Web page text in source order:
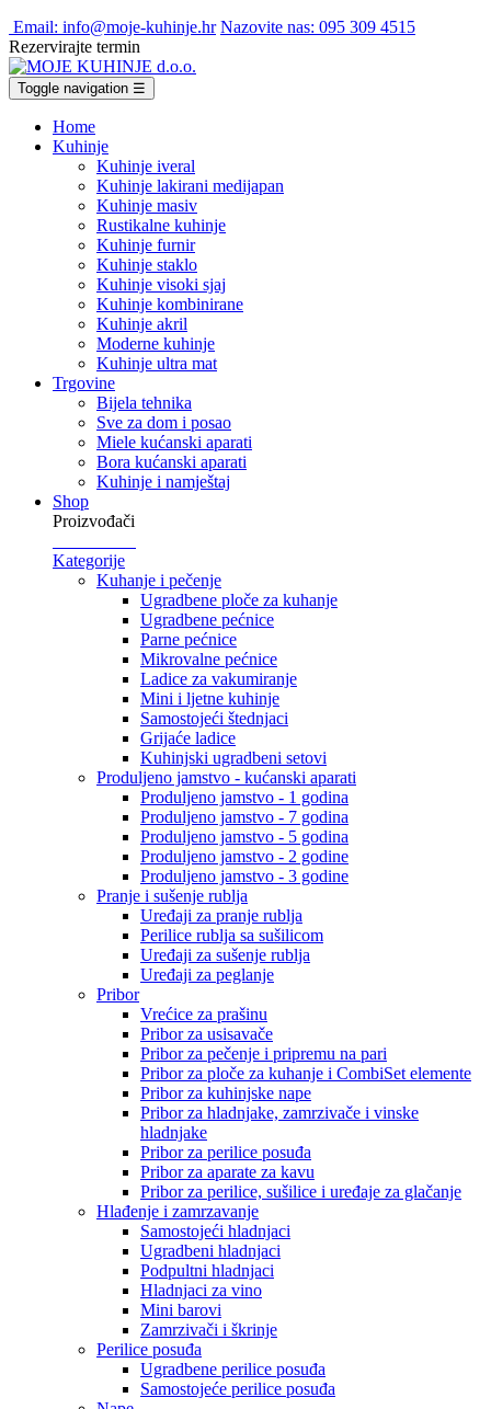
Email: info@moje-kuhinje.hr Nazovite nas: 095 309 4515
Rezervirajte termin
Toggle navigation ☰
Home
Kuhinje
Kuhinje iveral
Kuhinje lakirani medijapan
Kuhinje masiv
Rustikalne kuhinje
Kuhinje furnir
Kuhinje staklo
Kuhinje visoki sjaj
Kuhinje kombinirane
Kuhinje akril
Moderne kuhinje
Kuhinje ultra mat
Trgovine
Bijela tehnika
Sve za dom i posao
Miele kućanski aparati
Bora kućanski aparati
Kuhinje i namještaj
Shop
Proizvođači
Kategorije
Kuhanje i pečenje
Ugradbene ploče za kuhanje
Ugradbene pećnice
Parne pećnice
Mikrovalne pećnice
Ladice za vakumiranje
Mini i ljetne kuhinje
Samostojeći štednjaci
Grijaće ladice
Kuhinjski ugradbeni setovi
Produljeno jamstvo - kućanski aparati
Produljeno jamstvo - 1 godina
Produljeno jamstvo - 7 godina
Produljeno jamstvo - 5 godina
Produljeno jamstvo - 2 godine
Produljeno jamstvo - 3 godine
Pranje i sušenje rublja
Uređaji za pranje rublja
Perilice rublja sa sušilicom
Uređaji za sušenje rublja
Uređaji za peglanje
Pribor
Vrećice za prašinu
Pribor za usisavače
Pribor za pečenje i pripremu na pari
Pribor za ploče za kuhanje i CombiSet elemente
Pribor za kuhinjske nape
Pribor za hladnjake, zamrzivače i vinske
hladnjake
Pribor za perilice posuđa
Pribor za aparate za kavu
Pribor za perilice, sušilice i uređaje za glačanje
Hlađenje i zamrzavanje
Samostojeći hladnjaci
Ugradbeni hladnjaci
Podpultni hladnjaci
Hladnjaci za vino
Mini barovi
Zamrzivači i škrinje
Perilice posuđa
Ugradbene perilice posuđa
Samostojeće perilice posuđa